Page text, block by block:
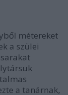
métereket
a szülei
a tanárnak,